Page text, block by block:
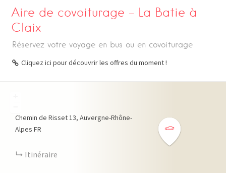
Aire de covoiturage – La Batie à
Claix
Réservez votre voyage en bus ou en covoiturage
Cliquez ici pour découvrir les offres du moment !
Chemin de Risset13 Auvergne-Rhône-
Alpes FR
Itinéraire